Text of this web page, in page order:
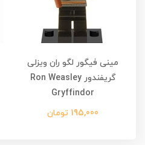
مینی فیگور لگو ران ویزلی
گریفندور Ron Weasley
Gryffindor
195,000 تومان